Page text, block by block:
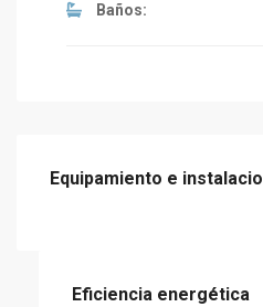
Baños:
Equipamiento e
Eficiencia energética